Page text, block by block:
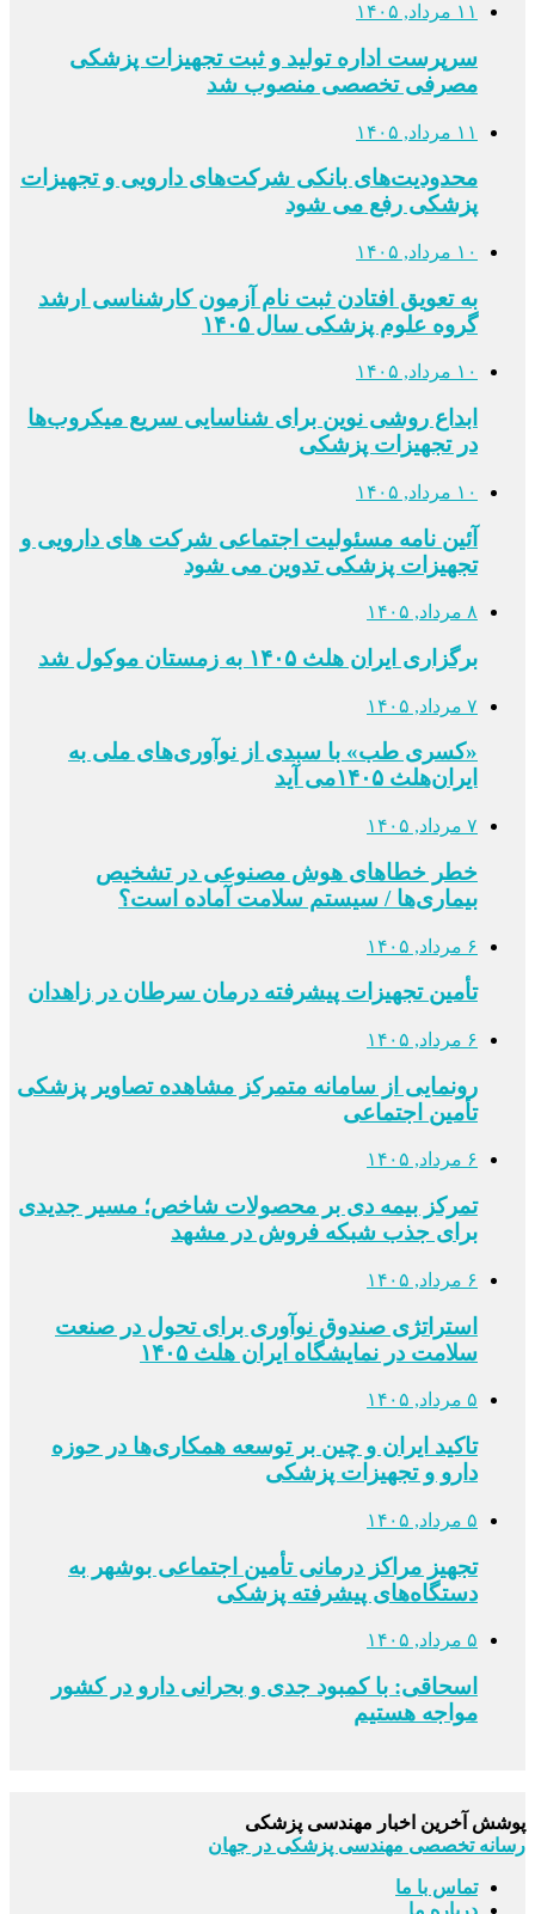
۱۱ مرداد, ۱۴۰۵
سرپرست اداره تولید و ثبت تجهیزات پزشکی
مصرفی تخصصی منصوب شد
۱۱ مرداد, ۱۴۰۵
محدودیت‌های بانکی شرکت‌های دارویی و تجهیزات
پزشکی رفع می شود
۱۰ مرداد, ۱۴۰۵
به تعویق افتادن ثبت نام آزمون کارشناسی ارشد
گروه علوم پزشکی سال ۱۴۰۵
۱۰ مرداد, ۱۴۰۵
ابداع روشی نوین برای شناسایی سریع میکروب‌ها
در تجهیزات پزشکی
۱۰ مرداد, ۱۴۰۵
آئین نامه مسئولیت اجتماعی شرکت های دارویی و
تجهیزات پزشکی تدوین می شود
۸ مرداد, ۱۴۰۵
برگزاری ایران هلث ۱۴۰۵ به زمستان موکول شد
۷ مرداد, ۱۴۰۵
«کسری طب» با سبدی از نوآوری‌های ملی به
ایران‌هلث ۱۴۰۵می‌ آید
۷ مرداد, ۱۴۰۵
خطر خطاهای هوش مصنوعی در تشخیص
بیماری‌ها / سیستم سلامت آماده است؟
۶ مرداد, ۱۴۰۵
تأمین تجهیزات پیشرفته درمان سرطان در زاهدان
۶ مرداد, ۱۴۰۵
رونمایی از سامانه متمرکز مشاهده تصاویر پزشکی
تأمین اجتماعی
۶ مرداد, ۱۴۰۵
تمرکز بیمه دی بر محصولات شاخص؛ مسیر جدیدی
برای جذب شبکه فروش در مشهد
۶ مرداد, ۱۴۰۵
استراتژی صندوق نوآوری برای تحول در صنعت
سلامت در نمایشگاه ایران هلث ۱۴۰۵
۵ مرداد, ۱۴۰۵
تاکید ایران و چین بر توسعه همکاری‌ها در حوزه
دارو و تجهیزات پزشکی
۵ مرداد, ۱۴۰۵
تجهیز مراکز درمانی تأمین اجتماعی بوشهر به
دستگاه‌های پیشرفته پزشکی
۵ مرداد, ۱۴۰۵
اسحاقی: با کمبود جدی و بحرانی دارو در کشور
مواجه هستیم
پوشش آخرین اخبار مهندسی پزشکی
رسانه تخصصی مهندسی پزشکی در جهان
تماس با ما
درباره ما